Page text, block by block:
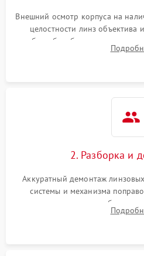
Внешний осмотр корпуса на
целостности линз объектива
работы барабанчиков ввода
параллакса и зума.
2. Разборка и
Аккуратный демонтаж
системы и механизма
внутренних резьбовых
уплотнительных колец.